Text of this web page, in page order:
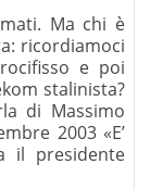
Ma chi è
ricordiamoci
e poi
stalinista?
di Massimo
2003 «E’
il presidente